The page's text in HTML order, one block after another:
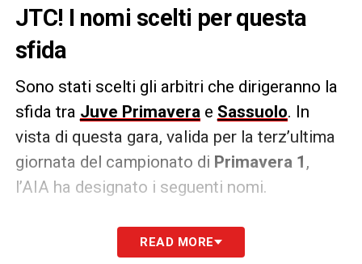
JTC! I nomi scelti per questa
sfida
Sono stati scelti gli arbitri che dirigeranno la
sfida tra Juve Primavera e Sassuolo. In
vista di questa gara, valida per la terz’ultima
giornata del campionato di Primavera 1 ,
l’AIA ha designato i seguenti nomi.
Nello specifico trattasi diBogdan Nicolae
Pordenone. Sarà lui il direttore della
READ MORE